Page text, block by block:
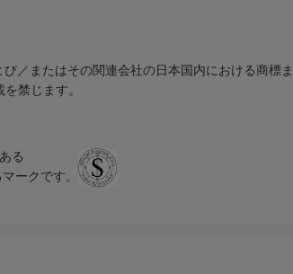
／またはその関連会社の日本国内における商標
禁じます。
る
ークです。